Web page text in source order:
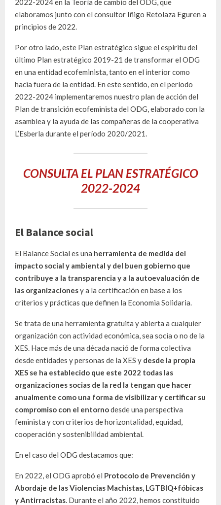
2022-2024 en la Teoría de cambio del ODG, que
elaboramos junto con el consultor Iñigo Retolaza Eguren a
principios de 2022.
Por otro lado, este Plan estratégico sigue el espíritu del
último Plan estratégico 2019-21 de transformar el ODG
en una entidad ecofeminista, tanto en el interior como
hacia fuera de la entidad. En este sentido, en el período
2022-2024 implementaremos nuestro plan de acción del
Plan de transición ecofeminista del ODG, elaborado con la
asamblea y la ayuda de las compañeras de la cooperativa
L’Esberla durante el período 2020/2021.
CONSULTA EL PLAN ESTRATÉGICO
2022-2024
El Balance social
El Balance Social es una herramienta de medida del
impacto social y ambiental y del buen gobierno que
contribuye a la transparencia y a la autoevaluación de
las organizacionesy a la certificación en base a los
criterios y prácticas que definen la Economia Solidaria.
Se trata de una herramienta gratuita y abierta a cualquier
organización con actividad económica, sea socia o no de la
XES. Hace más de una década nació de forma colectiva
desde entidades y personas de la XES y desde la propia
XES se ha establecido que este 2022 todas las
organizaciones socias de la red la tengan que hacer
anualmente como una forma de visibilizar y certificar su
compromiso con el entornodesde una perspectiva
feminista y con criterios de horizontalidad, equidad,
cooperación y sostenibilidad ambiental.
En el caso del ODG destacamos que:
En 2022, el ODG aprobó el Protocolo de Prevención y
Abordaje de las Violencias Machistas, LGTBIQ+fóbicas
y Antirracistas. Durante el año 2022, hemos constituido